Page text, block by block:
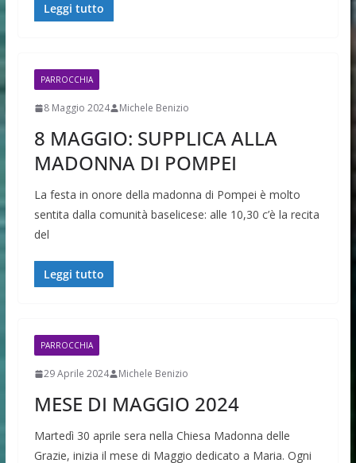
Leggi tutto
PARROCCHIA
8 Maggio 2024 Michele Benizio
8 MAGGIO: SUPPLICA ALLA
MADONNA DI POMPEI
La festa in onore della madonna di Pompei è molto
sentita dalla comunità baselicese: alle 10,30 c’è la recita
del
Leggi tutto
PARROCCHIA
29 Aprile 2024 Michele Benizio
MESE DI MAGGIO 2024
Martedì 30 aprile sera nella Chiesa Madonna delle
Grazie, inizia il mese di Maggio dedicato a Maria. Ogni